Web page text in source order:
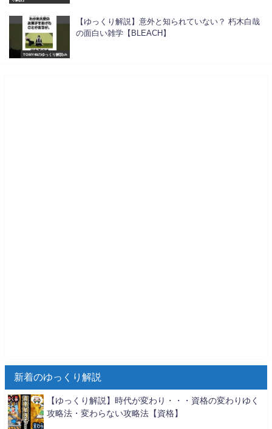
TOMY46のゆっくり解説ch
【ゆっくり解説】意外と知られていない？ 朽木白哉
の面白い雑学【BLEACH】
新着のゆっくり解説
【ゆっくり解説】時代が変わり・・・資格の変わりゆく
攻略法・変わらない攻略法【資格】